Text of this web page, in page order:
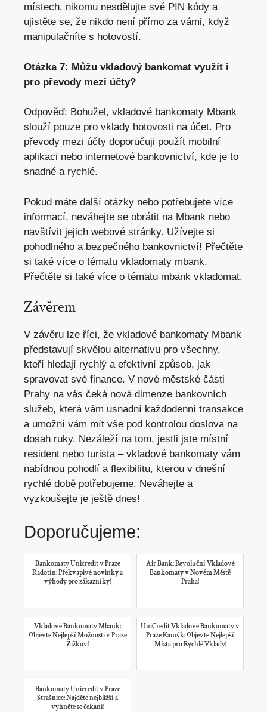
místech, nikomu nesdělujte své PIN kódy a
ujistěte se, že nikdo není přímo za vámi, když
manipulačníte s hotovostí.
Otázka 7: Můžu vkladový bankomat využít i
pro převody mezi účty?
Odpověď: Bohužel, vkladové bankomaty Mbank
slouží pouze pro vklady hotovosti na účet. Pro
převody mezi účty doporučuji použít mobilní
aplikaci nebo internetové bankovnictví, kde je to
snadné a rychlé.
Pokud máte další otázky nebo potřebujete více
informací, neváhejte se obrátit na Mbank nebo
navštívit jejich webové stránky. Užívejte si
pohodlného a bezpečného bankovnictví! Přečtěte
si také více o tématu vkladomaty mbank.
Přečtěte si také více o tématu mbank vkladomat.
Závěrem
V závěru lze říci, že vkladové bankomaty Mbank
představují skvělou alternativu pro všechny,
kteří hledají rychlý a efektivní způsob, jak
spravovat své finance. V nové městské části
Prahy na vás čeká nová dimenze bankovních
služeb, která vám usnadní každodenní transakce
a umožní vám mít vše pod kontrolou doslova na
dosah ruky. Nezáleží na tom, jestli jste místní
resident nebo turista – vkladové bankomaty vám
nabídnou pohodlí a flexibilitu, kterou v dnešní
rychlé době potřebujeme. Neváhejte a
vyzkoušejte je ještě dnes!
Doporučujeme:
Bankomaty Unicredit v Praze
Radotín: Překvapivé novinky a
výhody pro zákazníky!
Air Bank: Revoluční Vkladové
Bankomaty v Novém Městě
Praha!
Vkladové Bankomaty Mbank:
Objevte Nejlepší Možnosti v Praze
Žižkov!
UniCredit Vkladové Bankomaty v
Praze Kamýk: Objevte Nejlepší
Místa pro Rychlé Vklady!
Bankomaty Unicredit v Praze
Strašnice: Najděte nejbližší a
vyhněte se čekání!